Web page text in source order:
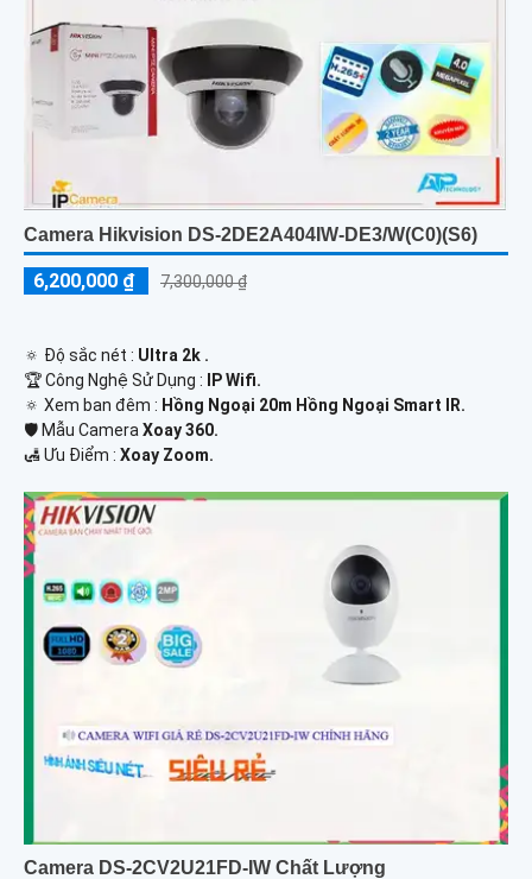
Camera Hikvision DS-2DE2A404IW-DE3/W(C0)(S6)
6,200,000 ₫ 7,300,000 ₫
🔅 Độ sắc nét : Ultra 2k .
🏆 Công Nghệ Sử Dụng :
IP Wifi.
🔅 Xem ban đêm : Hồng Ngoại 20m Hồng Ngoại Smart IR.
🛡 Mẫu Camera Xoay 360.
️🛃 Ưu Điểm : Xoay Zoom.
Camera DS-2CV2U21FD-IW Chất Lượng